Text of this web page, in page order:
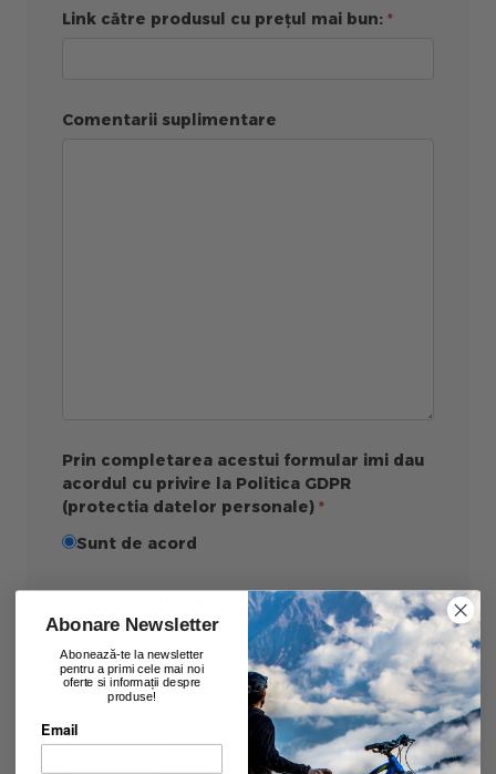
Link către produsul cu prețul mai bun:
Comentarii suplimentare
Prin completarea acestui formular imi dau
acordul cu privire la Politica GDPR
(protectia datelor personale)
Sunt de acord
Abonare Newsletter
Abonează-te la newsletter
pentru a primi cele mai noi
oferte si informații despre
produse!
Email